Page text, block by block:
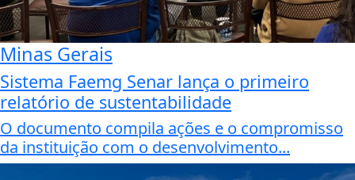
Minas Gerais
Sistema Faemg Senar lança o primeiro
relatório de sustentabilidade
O documento compila ações e o compromisso
da instituição com o desenvolvimento...